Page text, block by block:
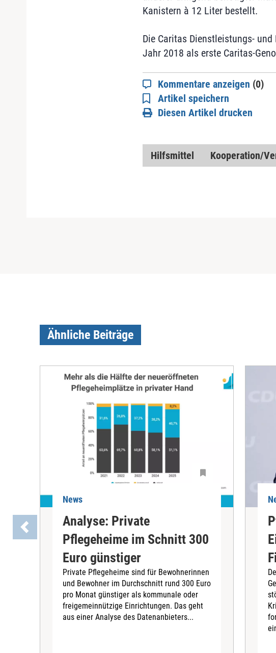
Kanistern à 12 Liter bestellt.
Die Caritas Dienstleistungs-
Jahr 2018 als erste Caritas-
Kommentare anzeigen (0)
Artikel speichern
Diesen Artikel drucken
Hilfsmittel Kooperation/
Ähnliche Beiträge
News
Analyse: Private
Pflegeheime im Schnitt 300
Euro günstiger
Private Pflegeheime sind für Bewohnerinnen
und Bewohner im Durchschnitt rund 300 Euro
pro Monat günstiger als kommunale oder
freigemeinnützige Einrichtungen. Das geht
aus einer Analyse des Datenanbieters...